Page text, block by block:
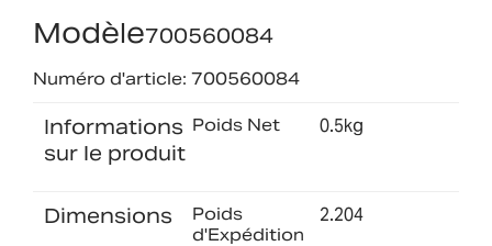
Modèle700560084
Numéro d'article: 700560084
Informations
sur le produit
Poids Net 0.5kg
Dimensions
Poids
d'Expédition
2.204